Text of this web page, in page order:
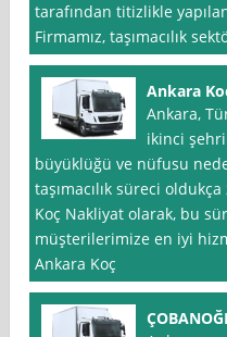
tarafından titizlikle
Firmamız, taşımacılık
Ankara
Ankara,
ikinci
büyüklüğü ve nüfusu
taşımacılık süreci
Koç Nakliyat olarak, bu
müşterilerimize en iyi
Ankara Koç